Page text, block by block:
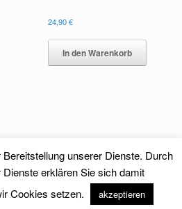
24,90€
In den Warenkorb
unserer Dienste. Durch
erklären Sie sich damit
Cookies setzen.
akzeptieren